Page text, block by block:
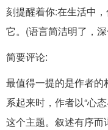
刻提醒着你:在生活中
它。(语言简洁明了，
简要评论:
最值得一提的是作者的
系起来时，作者以“心
这个主题。叙述有序而